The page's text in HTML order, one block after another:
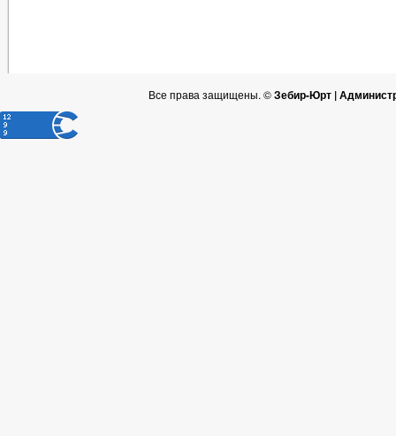
Все права защищены. ©Зебир-Юрт |